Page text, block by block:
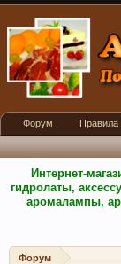
Интернет-
гидролаты,
аромалампы,
Форум
Форум